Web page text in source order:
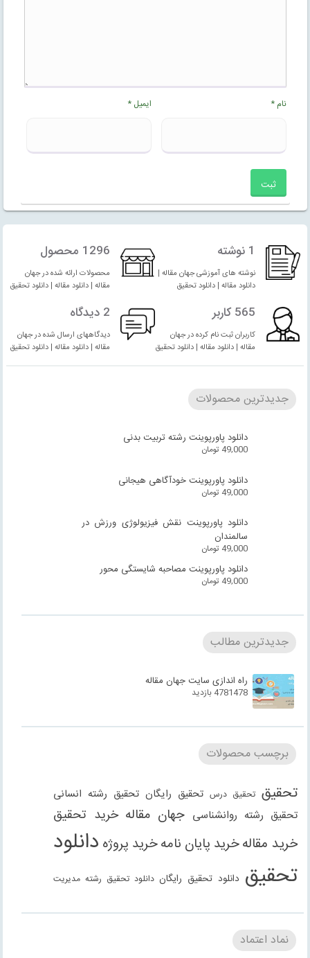
نام* ایمیل*
1 نوشته
نوشته های آموزشی جهان مقاله |
دانلود مقاله | دانلود تحقیق
1296 محصول
محصولات ارائه شده در جهان
مقاله | دانلود مقاله | دانلود تحقیق
565 کاربر
کاربران ثبت نام کرده در جهان
مقاله | دانلود مقاله | دانلود تحقیق
2 دیدگاه
دیدگاههای ارسال شده در جهان
مقاله | دانلود مقاله | دانلود تحقیق
جدیدترین محصولات
دانلود پاورپوینت رشته تربیت بدنی
49,000 تومان
دانلود پاورپوینت خودآگاهی هیجانی
49,000 تومان
دانلود پاورپوینت نقش فیزیولوژی ورزش در
سالمندان
49,000 تومان
دانلود پاورپوینت مصاحبه شایستگی محور
49,000 تومان
جدیدترین مطالب
راه اندازی سایت جهان مقاله
4781478 بازدید
برچسب محصولات
تحقیق تحقیق درس تحقیق رایگان تحقیق رشته انسانی
تحقیق رشته روانشناسی جهان مقاله خرید تحقیق
خرید مقالهخرید پایان نامهخرید پروژه دانلود
تحقیق دانلود تحقیق رایگان دانلود تحقیق رشته مدیریت
دانلود مقاله دانلود مقاله رایگان دانلود مقاله رشته
انسانی دانلود مقاله رشته علوم انسانی
نماد اعتماد